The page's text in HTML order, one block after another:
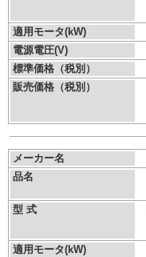
適用モータ(kW)
電源電圧(V)
標準価格（税別）
販売価格（税別）
メーカー名
品名
型 式
適用モータ(kW)